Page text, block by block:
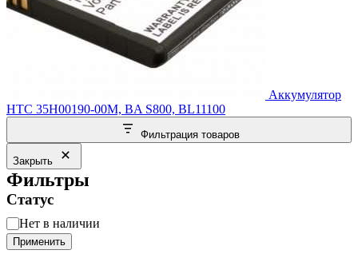
Аккумулятор
HTC 35H00190-00M, BA S800, BL11100
Фильтрация товаров
Закрыть
Фильтры
Статус
Статус
Нет в наличии
Применить